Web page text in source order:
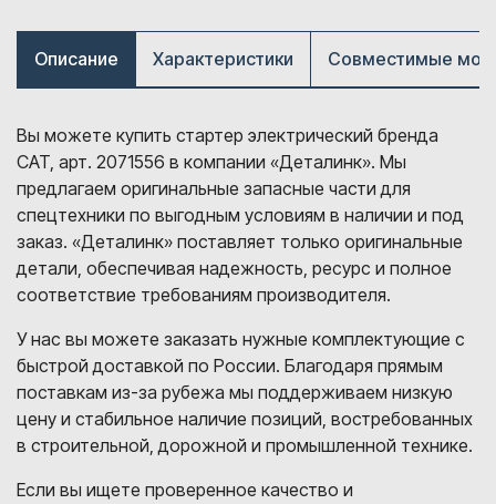
Описание Характеристики Совместимые
Вы можете купить стартер электрический бренда
CAT, арт. 2071556 в компании «Деталинк». Мы
предлагаем оригинальные запасные части для
спецтехники по выгодным условиям в наличии и под
заказ. «Деталинк» поставляет только оригинальные
детали, обеспечивая надежность, ресурс и полное
соответствие требованиям производителя.
У нас вы можете заказать нужные комплектующие с
быстрой доставкой по России. Благодаря прямым
поставкам из-за рубежа мы поддерживаем низкую
цену и стабильное наличие позиций, востребованных
в строительной, дорожной и промышленной технике.
Если вы ищете проверенное качество и